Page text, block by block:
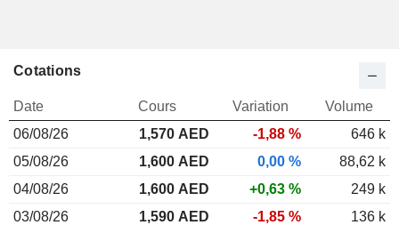
Cotations
Date Cours Variation
Volume
06/08/26
1,570 AED -1,88 %
646 k
05/08/26
1,600 AED 0,00 %
88,62 k
04/08/26
1,600 AED +0,63 %
249 k
03/08/26
1,590 AED -1,85 %
136 k